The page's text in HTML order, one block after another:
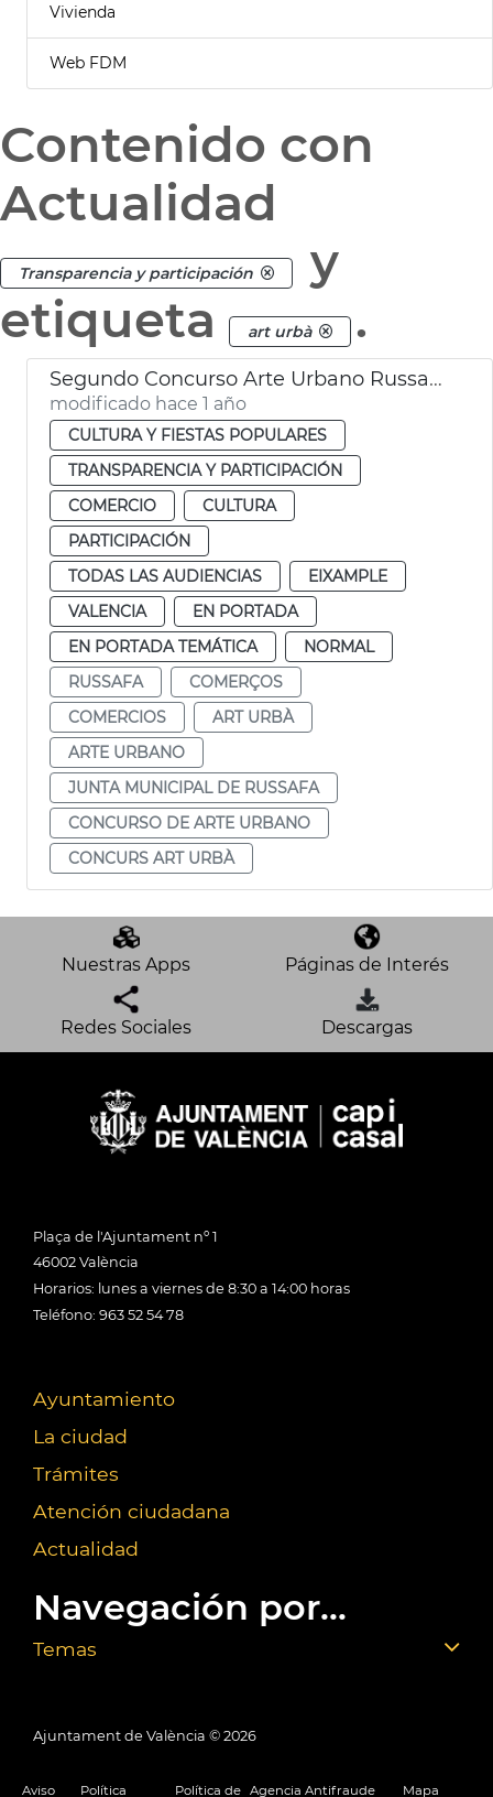
Vivienda
Web FDM
Contenido con
Actualidad
Transparencia y participación
y
etiqueta
art urbà .
Segundo Concurso Arte Urbano Russafa Ayuntamiento Valéncia
modificado hace 1 año
CULTURA Y FIESTAS POPULARES
TRANSPARENCIA Y PARTICIPACIÓN
COMERCIO
CULTURA
PARTICIPACIÓN
TODAS LAS AUDIENCIAS
EIXAMPLE
VALENCIA
EN PORTADA
EN PORTADA TEMÁTICA
NORMAL
RUSSAFA
COMERÇOS
COMERCIOS
ART URBÀ
ARTE URBANO
JUNTA MUNICIPAL DE RUSSAFA
CONCURSO DE ARTE URBANO
CONCURS ART URBÀ
Nuestras Apps Páginas de Interés
Redes Sociales Descargas
Plaça de l'Ajuntament nº 1
46002 València
Horarios: lunes a viernes de 8:30 a 14:00 horas
Teléfono: 963 52 54 78
Ayuntamiento
La ciudad
Trámites
Atención ciudadana
Actualidad
Navegación por...
Temas
Ajuntament de València © 2026
Aviso Política Política de Agencia Antifraude Mapa